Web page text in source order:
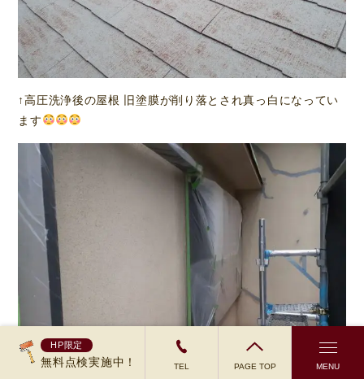
HP限定
無料点検実施中！ TEL PAGE TOP MENU
↑高圧洗浄後の屋根 旧塗膜が削り落とされ真っ白になってい
ます